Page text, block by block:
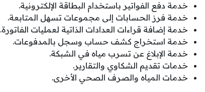
خدمة دفع الفواتير باستخدام البطاقة الإلكترونية.
خدمة فرز الحسابات إلى مجموعات تسهل المتابعة.
خدمة إضافة قراءات العدادات الذاتية لعمليات الفاتورة.
خدمة استخراج كشف حساب وسجل بالمدفوعات.
خدمة الإبلاغ عن تسرب مياه في الشبكة.
خدمات تقديم الشكاوي والتقارير.
خدمات المياه والصرف الصحي الأخرى.